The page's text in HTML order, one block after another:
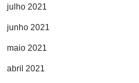
julho 2021
junho 2021
maio 2021
abril 2021